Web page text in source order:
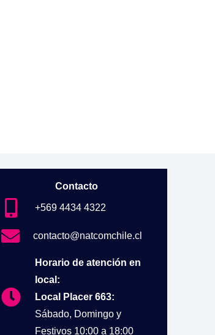
Contacto
+569 4434 4322
contacto@natcomchile.cl
Horario de atención en
local:
Local Placer 663:
Sábado, Domingo y
Festivos 10:00 a 18:00